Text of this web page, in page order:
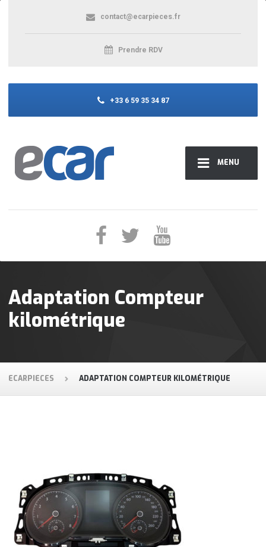
MENU
contact@ecarpieces.fr
Prendre RDV
+33 6 59 35 34 87
Adaptation Compteur
kilométrique
ECARPIECES ADAPTATION COMPTEUR KILOMÉTRIQUE